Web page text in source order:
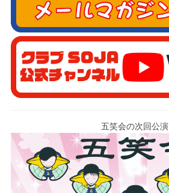
五笑会の次回公演